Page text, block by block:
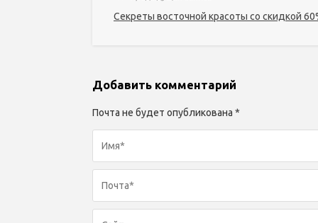
Секреты восточной красоты со скидкой
Добавить комментарий
Почта не будет опубликована *